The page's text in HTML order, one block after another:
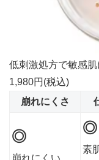
低刺激処方で敏感
1,980円(税込)
崩れにくさ
◎
崩れにくい
◎
素